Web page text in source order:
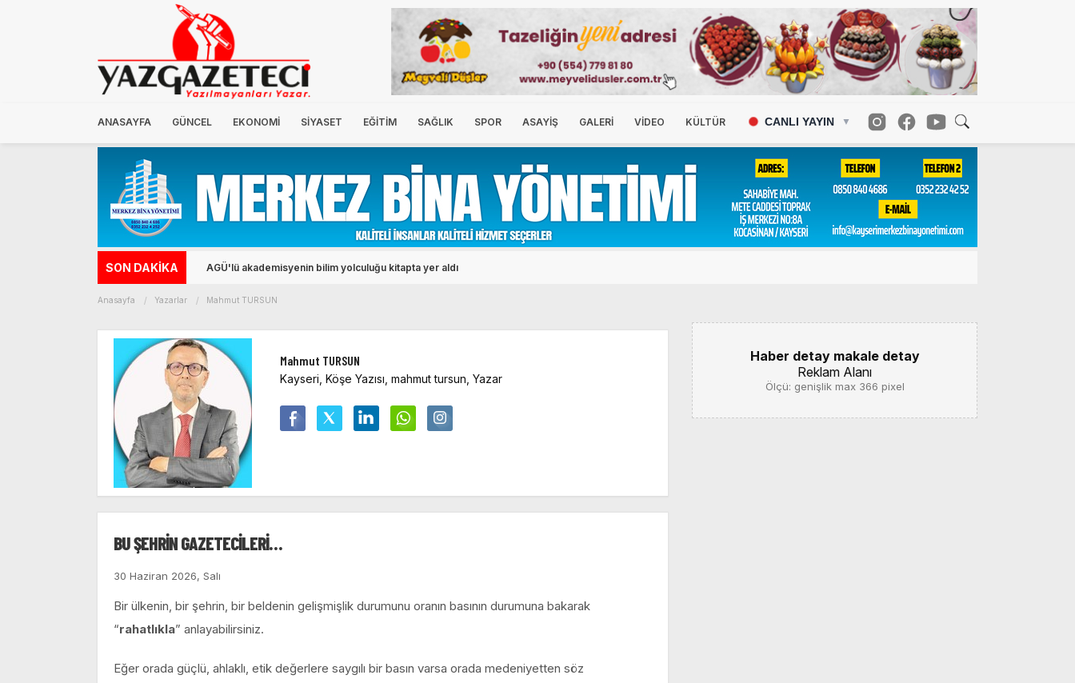
ANASAYFA GÜNCEL EKONOMİ SİYASET EĞİTİM SAĞLIK SPOR ASAYİŞ GALERİ VİDEO KÜLTÜR CANLI YAYIN ▼
SON DAKİKA Talas İnovasyon Merkezi TEKNOFEST'te tarih yazdı
Anasayfa Yazarlar Mahmut TURSUN
Mahmut TURSUN
Kayseri, Köşe Yazısı, mahmut tursun, Yazar
BU ŞEHRİN GAZETECİLERİ…
30 Haziran 2026, Salı
Bir ülkenin, bir şehrin, bir beldenin gelişmişlik durumunu oranın basının durumuna bakarak
“rahatlıkla” anlayabilirsiniz.
Eğer orada güçlü, ahlaklı, etik değerlere saygılı bir basın varsa orada medeniyetten söz
Haber detay makale detay
Reklam Alanı
Ölçü: genişlik max 366 pixel